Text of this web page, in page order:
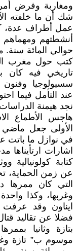
ومغاربة وفرض
شك أن ما خلفته
عمل أطراف عدة،
أنشطتهم ومهماهم
حوالي المائة سنة.
كتب حول مغرب
تاريخي فيه كان
سسيولوجيا وفنون
عند التأمل فيما
نجد هيمنة
هاجس الأطماع
الأولى جعل ماضي
في نوازل ما باتت
اشارات
كتابة كولونيالية
عن زمن الحماية،
التي كان ممرها
وغربها، وكذا
ايناون وقد عرفت
فضلا عن تقاليد
بتازة وثانيا
موسوم ب” تازة